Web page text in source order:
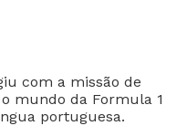
com a missão de
mundo da Formula 1
portuguesa.